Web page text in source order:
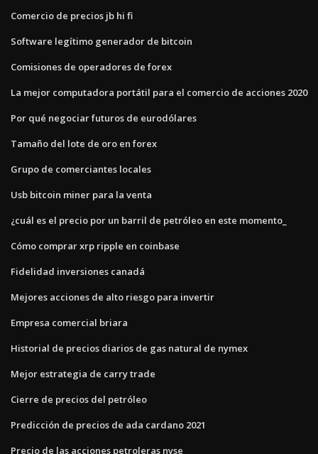
Comercio de precios jb hi fi
Software legítimo generador de bitcoin
Comisiones de operadores de forex
La mejor computadora portátil para el comercio de acciones 2020
Por qué negociar futuros de eurodólares
Tamaño del lote de oro en forex
Grupo de comerciantes locales
Usb bitcoin miner para la venta
¿cuál es el precio por un barril de petróleo en este momento_
Cómo comprar xrp ripple en coinbase
Fidelidad inversiones canadá
Mejores acciones de alto riesgo para invertir
Empresa comercial briara
Historial de precios diarios de gas natural de nymex
Mejor estrategia de carry trade
Cierre de precios del petróleo
Predicción de precios de ada cardano 2021
Precio de las acciones petroleras nyse